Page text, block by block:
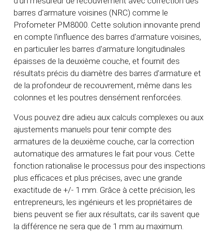
barres d'armature voisines (NRC) comme le
Profometer PM8000. Cette solution innovante prend
en compte l'influence des barres d'armature voisines,
en particulier les barres d'armature longitudinales
épaisses de la deuxième couche, et fournit des
résultats précis du diamètre des barres d'armature et
de la profondeur de recouvrement, même dans les
colonnes et les poutres densément renforcées.
Vous pouvez dire adieu aux calculs complexes ou aux
ajustements manuels pour tenir compte des
armatures de la deuxième couche, car la correction
automatique des armatures le fait pour vous. Cette
fonction rationalise le processus pour des inspections
plus efficaces et plus précises, avec une grande
exactitude de +/- 1 mm. Grâce à cette précision, les
entrepreneurs, les ingénieurs et les propriétaires de
biens peuvent se fier aux résultats, car ils savent que
la différence ne sera que de 1 mm au maximum.